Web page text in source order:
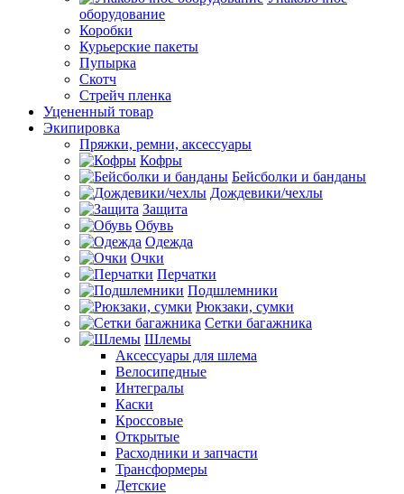
оборудование
Коробки
Курьерские пакеты
Пупырка
Скотч
Стрейч пленка
Уцененный товар
Экипировка
Пряжки, ремни, аксессуары
Кофры
Бейсболки и банданы
Дождевики/чехлы
Защита
Обувь
Одежда
Очки
Перчатки
Подшлемники
Рюкзаки, сумки
Сетки багажника
Шлемы
Аксессуары для шлема
Велосипедные
Интегралы
Каски
Кроссовые
Открытые
Расходники и запчасти
Трансформеры
Детские